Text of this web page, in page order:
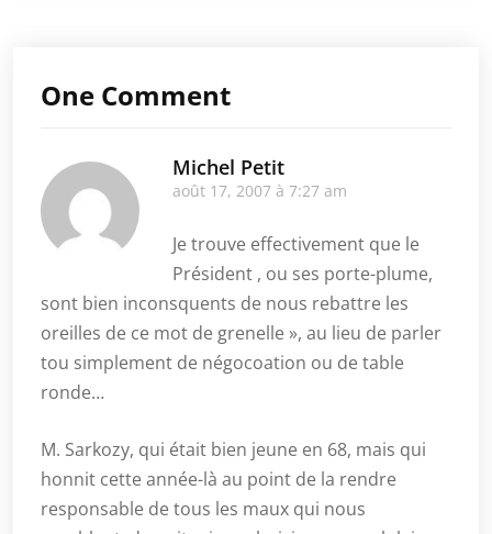
One Comment
Michel Petit
août 17, 2007 à 7:27 am
Je trouve effectivement que le
Président , ou ses porte-plume,
sont bien inconsquents de nous rebattre les
oreilles de ce mot de grenelle », au lieu de parler
tou simplement de négocoation ou de table
ronde…
M. Sarkozy, qui était bien jeune en 68, mais qui
honnit cette année-là au point de la rendre
responsable de tous les maux qui nous